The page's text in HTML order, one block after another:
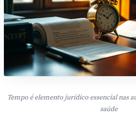
Tempo é elemento jurídico essencial nas
saúde